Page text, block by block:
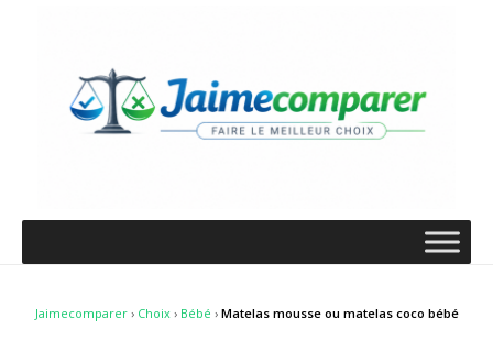
Jaimecomparer› Choix› Bébé › Matelas mousse ou matelas coco bébé